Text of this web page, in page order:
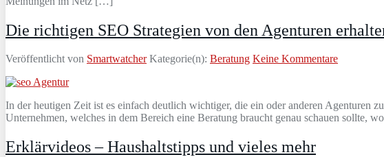
Die richtigen SEO Strategien von den Agenturen
Veröffentlicht von Smartwatcher Kategorie(n): Beratung Keine Kommentare
In der heutigen Zeit ist es einfach deutlich wichtiger, die ein oder anderen Agenturen
Unternehmen, welches in dem Bereich eine Beratung braucht genau schauen sollte,
Erklärvideos – Haushaltstipps und vieles mehr